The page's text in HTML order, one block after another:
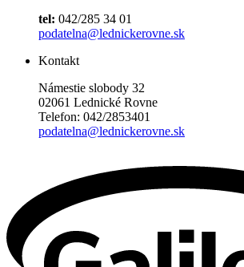
tel: 042/285 34 01
podatelna@lednickerovne.sk
Kontakt
Námestie slobody 32
02061 Lednické Rovne
Telefon: 042/2853401
podatelna@lednickerovne.sk